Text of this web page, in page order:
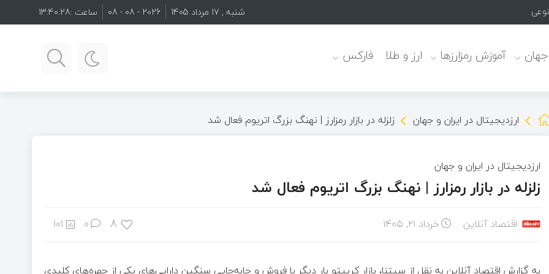
شنبه , 17 مرداد 1405 2026 - 08 - 08 ساعت :13:40:29
جهان آموزش رمزارزها ارز و طلا فارکس
ارزدیجیتال در ایران و جهان زلزله در بازار رمزارز | نهنگ بزرگ اتریوم فعال شد
ارزدیجیتال در ایران و جهان
زلزله در بازار رمزارز | نهنگ بزرگ اتریوم فعال شد
اقتصاد آنلاین خرداد ۲۱, ۱۴۰۵ 8
0
101
به گزارش اقتصاد آنلاین به نقل از سیتنا، بازار کریپتو بار دیگر با فروش و جابه‌جایی سنگین دارایی‌های یکی از چهره‌های کلیدی